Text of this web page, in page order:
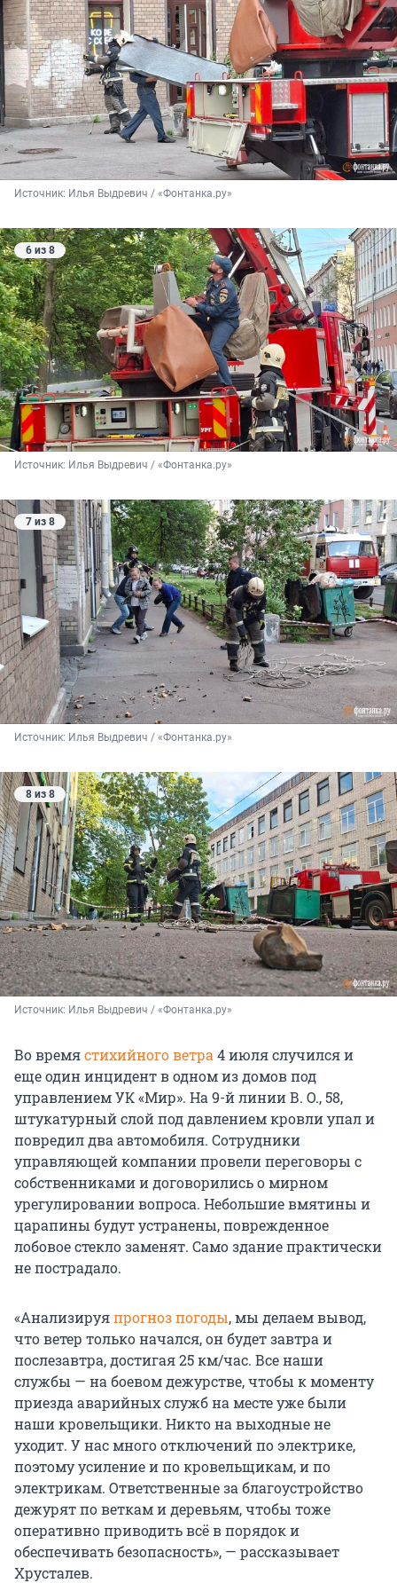
Источник: Илья Выдревич / «Фонтанка.ру»
6 из 8
Источник: Илья Выдревич / «Фонтанка.ру»
7 из 8
Источник: Илья Выдревич / «Фонтанка.ру»
8 из 8
Источник: Илья Выдревич / «Фонтанка.ру»
Во времястихийного ветра 4 июля случился и
еще один инцидент в одном из домов под
управлением УК «Мир». На 9-й линии В. О., 58,
штукатурный слой под давлением кровли упал и
повредил два автомобиля. Сотрудники
управляющей компании провели переговоры с
собственниками и договорились о мирном
урегулировании вопроса. Небольшие вмятины и
царапины будут устранены, поврежденное
лобовое стекло заменят. Само здание практически
не пострадало.
«Анализируяпрогноз погоды, мы делаем вывод,
что ветер только начался, он будет завтра и
послезавтра, достигая 25 км/час. Все наши
службы — на боевом дежурстве, чтобы к моменту
приезда аварийных служб на месте уже были
наши кровельщики. Никто на выходные не
уходит. У нас много отключений по электрике,
поэтому усиление и по кровельщикам, и по
электрикам. Ответственные за благоустройство
дежурят по веткам и деревьям, чтобы тоже
оперативно приводить всё в порядок и
обеспечивать безопасность», — рассказывает
Хрусталев.